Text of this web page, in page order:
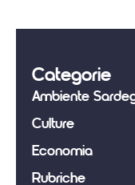
Categorie
Ambiente
Culture
Economia
Rubriche